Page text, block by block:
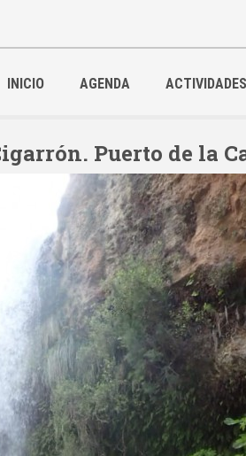
INICIO AGENDA ACTIVIDADES
Puerto de la